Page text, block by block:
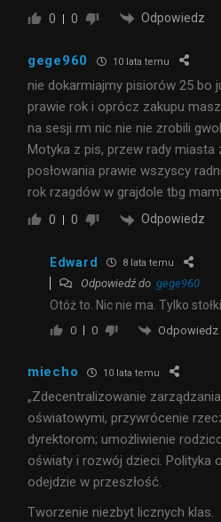
0 0 Odpowiedz
gege960 10 lata temu
nie dokarmiajmy pisiorów 25 bo
prawie rok i oprócz zakupu
na sesji rm nic nie nie zrobili
Motyka z pis, przew rady
posłowania prawie wszyscy
rok rzagdów w grajdole tbg
0 0 Odpowiedz
Edward 8 lata temu
Odpowiedź do gege960
Otóż to. Nic nie ma. Tylko
0 0 Odpowiedz
miecho 10 lata temu
„Zdecentralizowanie
oświatowymi, przywrócenie
dyrektorom; umożliwienie
oświaty i rozwój dzieci. Polityka
odejdzie w przeszłość.
Tworzenie niezbyt licznych klas.